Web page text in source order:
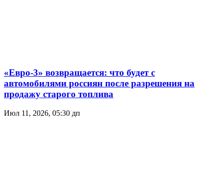
«Евро-3» возвращается: что будет с
автомобилями россиян после разрешения на
продажу старого топлива
Июл 11, 2026, 05:30 дп